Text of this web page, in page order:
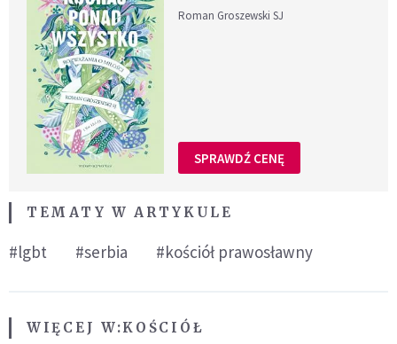
Roman Groszewski SJ
SPRAWDŹ CENĘ
TEMATY W ARTYKULE
#lgbt #serbia #kościół prawosławny
WIĘCEJ W:KOŚCIÓŁ